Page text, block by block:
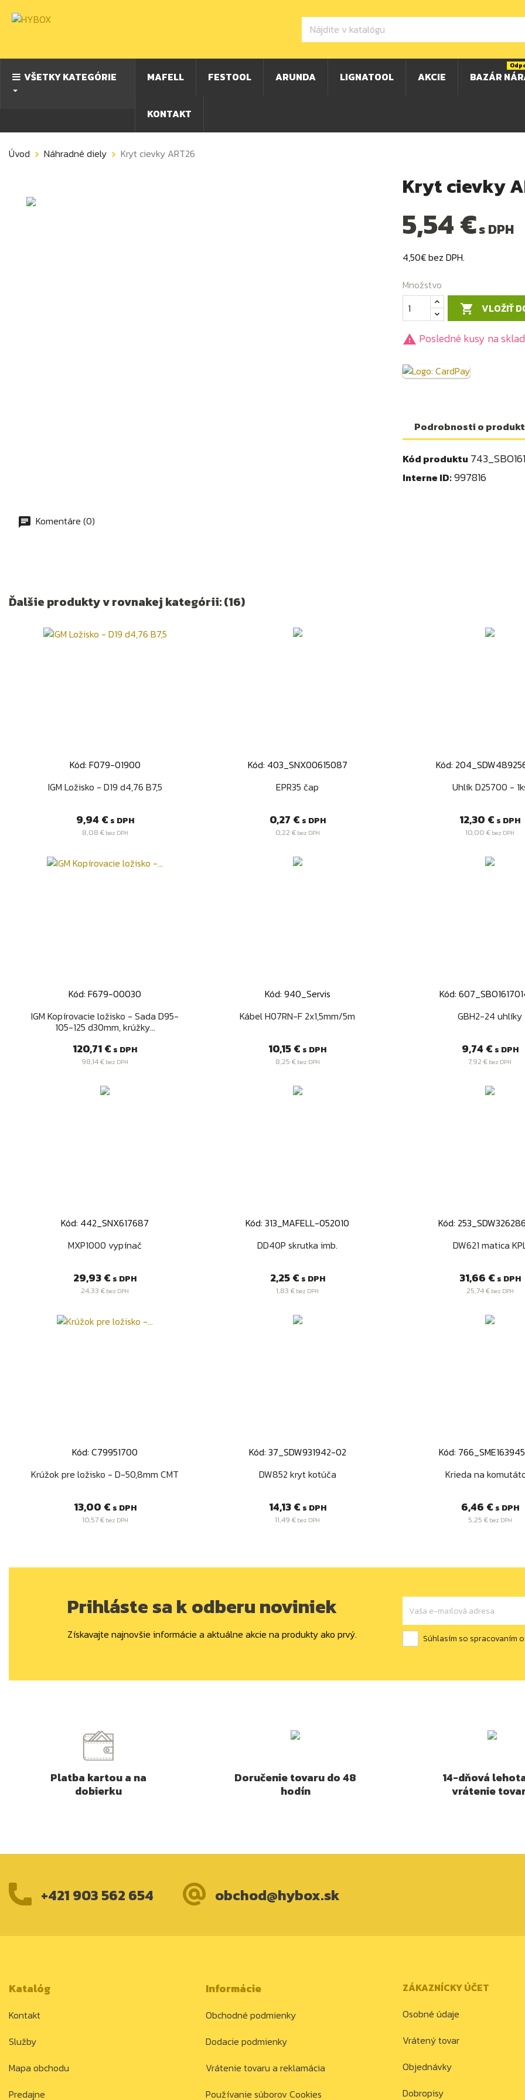
VŠETKY KATEGÓRIE MAFELL FESTOOL ARUNDA LIGNATOOL AKCIE BAZÁR
KONTAKT
Úvod Náhradné diely Kryt cievky ART26
Kryt cievky
5,54 €s DPH
4,50€ bez DPH.
Množstvo

VLOŽIŤ
 Posledné kusy na
Podrobnosti o
Kód produktu
Interne ID:997816
Komentáre (0)
Ďalšie produkty v rovnakej kategórii: (16)
Kód: F079-01900
IGM Ložisko - D19 d4,76 B7,5
Cena
9,94 € s DPH
8,08 €bez DPH
Rýchly náhľad
Kód: 403_SNX00615087
EPR35 čap
Cena
0,27 € s DPH
0,22 €bez DPH
Rýchly náhľad
Kód:
Uhlík D25700 -
Cena
12,30 € s DPH
10,00 € bez DPH
Rýchly
Kód: F679-00030
IGM Kopírovacie ložisko - Sada D95-
105-125 d30mm, krúžky...
Cena
120,71 € s DPH
98,14 € bez DPH
Rýchly náhľad
Kód: 940_Servis
Kábel H07RN-F 2x1,5mm/5m
Cena
10,15 € s DPH
8,25 €bez DPH
Rýchly náhľad
Kód:
GBH2-24 uhlíky
Cena
9,74 € s DPH
7,92 € bez DPH
Rýchly náhľad
Kód: 442_SNX617687
MXP1000 vypínač
Cena
29,93 € s DPH
24,33 € bez DPH
Rýchly náhľad
Kód: 313_MAFELL-052010
DD40P skrutka imb.
Cena
2,25 € s DPH
1,83 € bez DPH
Rýchly náhľad
Kód:
DW621 matica
Cena
31,66 € s DPH
25,74 €bez DPH
Rýchly náhľad
Kód: C79951700
Krúžok pre ložisko - D-50,8mm CMT
Cena
13,00 € s DPH
10,57 €bez DPH
Rýchly náhľad
Kód: 37_SDW931942-02
DW852 kryt kotúča
Cena
14,13 € s DPH
11,49 € bez DPH
Rýchly náhľad
Kód:
Krieda na
Cena
6,46 € s DPH
5,25 €bez DPH
Rýchly
Prihláste sa k odberu noviniek
Získavajte najnovšie informácie a aktuálne akcie na produkty ako prvý. Súhlasím so spracovaním
Platba kartou a na
dobierku
Doručenie tovaru do 48
hodín
14-dňová
vrátenie
+421 903 562 654 obchod@hybox.sk
Katalóg
Kontakt
Služby
Mapa obchodu
Predajne
Informácie
Obchodné podmienky
Dodacie podmienky
Vrátenie tovaru a reklamácia
Používanie súborov Cookies
ZÁKAZNÍCKY ÚČET
Osobné údaje
Vrátený tovar
Objednávky
Dobropisy